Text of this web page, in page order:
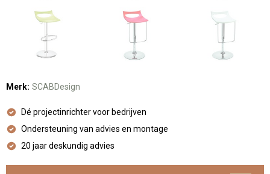
Merk: SCABDesign
Dé projectinrichter voor bedrijven
Ondersteuning van advies en montage
20 jaar deskundig advies